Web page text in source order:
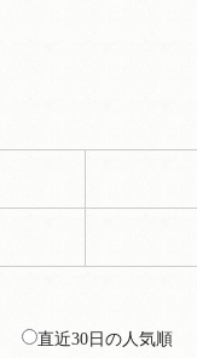
直近30日の人気順